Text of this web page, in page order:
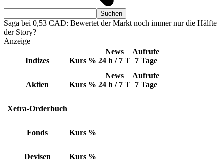
Saga bei 0,53 CAD: Bewertet der Markt noch immer nur die Hälfte
der Story?
Anzeige
Indizes Kurs %
News
24 h / 7 T
Aufrufe
7 Tage
Aktien Kurs %
News
24 h / 7 T
Aufrufe
7 Tage
Xetra-Orderbuch
Fonds Kurs %
Devisen Kurs %